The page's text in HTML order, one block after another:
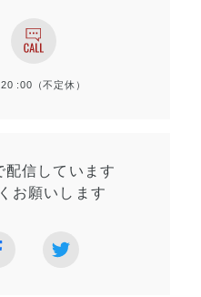
:00（不定休）
配信しています
お願いします